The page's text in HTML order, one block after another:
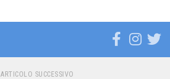
ARTICOLO SUCCESSIVO